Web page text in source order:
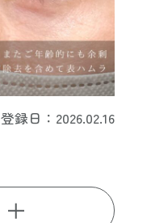
登録日：2026.02.16